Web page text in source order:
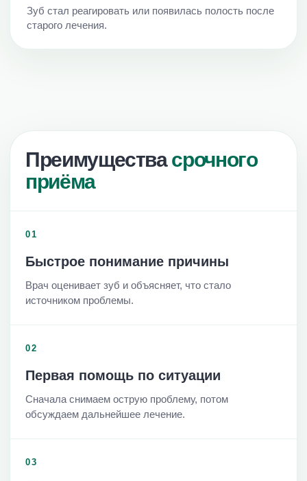
Зуб стал реагировать или появилась полость после
старого лечения.
Преимуществасрочного
приёма
01
Быстрое понимание причины
Врач оценивает зуб и объясняет, что стало
источником проблемы.
02
Первая помощь по ситуации
Сначала снимаем острую проблему, потом
обсуждаем дальнейшее лечение.
03